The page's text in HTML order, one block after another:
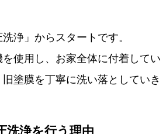
浄」からスタートです。
使用し、お家全体に付着してい
塗膜を丁寧に洗い落としていき
洗浄を行う理由